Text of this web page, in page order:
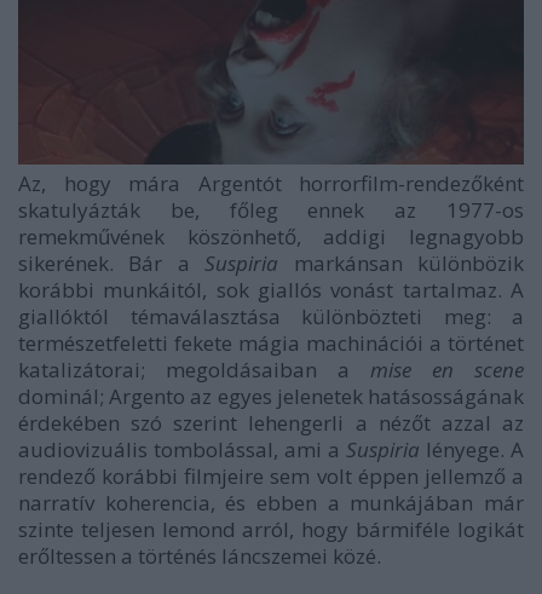
Az, hogy mára Argentót horrorfilm-rendezőként
skatulyázták be, főleg ennek az 1977-os
remekművének köszönhető, addigi legnagyobb
sikerének. Bár a Suspiria
markánsan különbözik
korábbi munkáitól, sok giallós vonást tartalmaz. A
giallóktól témaválasztása különbözteti meg: a
természetfeletti fekete mágia machinációi a történet
katalizátorai; megoldásaiban a mise en scene
dominál; Argento az egyes jelenetek hatásosságának
érdekében szó szerint lehengerli a nézőt azzal az
audiovizuális tombolással, ami a Suspiria lényege. A
rendező korábbi filmjeire sem volt éppen jellemző a
narratív koherencia, és ebben a munkájában már
szinte teljesen lemond arról, hogy bármiféle logikát
erőltessen a történés láncszemei közé.